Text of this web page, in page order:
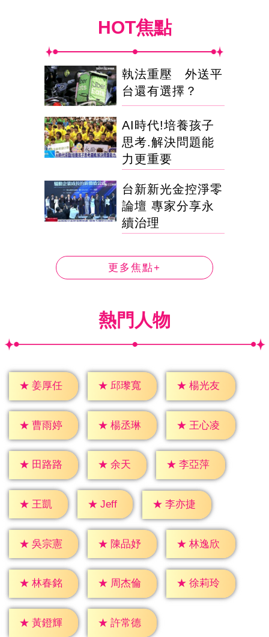
HOT焦點
執法重壓 外送平
台還有選擇？
AI時代!培養孩子
思考.解決問題能
力更重要
台新新光金控淨零
論壇 專家分享永
續治理
更多焦點+
熱門人物
★ 姜厚任 ★ 邱瓈寬 ★ 楊光友
★ 曹雨婷 ★ 楊丞琳 ★ 王心凌
★ 田路路 ★ 余天 ★ 李亞萍
★ 王凱 ★ Jeff ★ 李亦捷
★ 吳宗憲 ★ 陳品妤 ★ 林逸欣
★ 林春銘 ★ 周杰倫 ★ 徐莉玲
★ 黃鐙輝 ★ 許常德